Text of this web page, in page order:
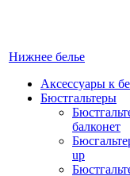
Нижнее белье
Аксессуары к
Бюстгальтеры
балконет
up